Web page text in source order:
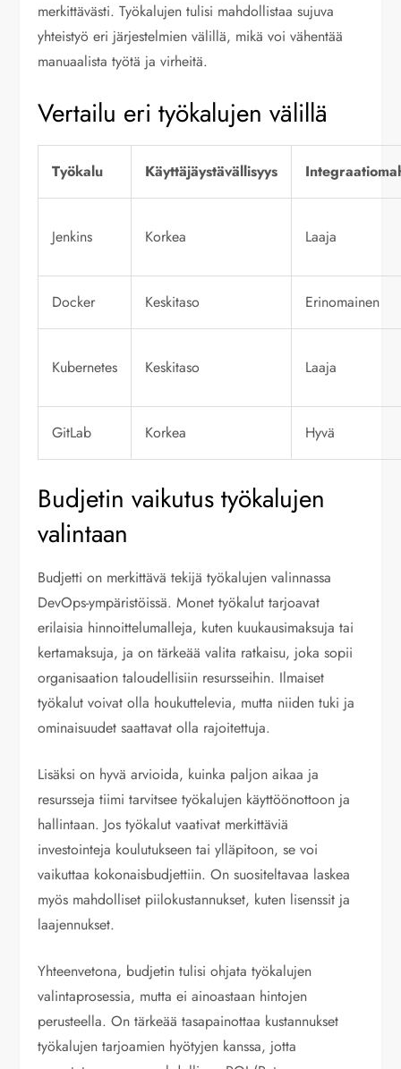
merkittävästi. Työkalujen tulisi mahdollistaa sujuva
yhteistyö eri järjestelmien välillä, mikä voi vähentää
manuaalista työtä ja virheitä.
Vertailu eri työkalujen välillä
Työkalu Käyttäjäystävällisyys
Jenkins Korkea Laaja
Docker Keskitaso Erinomainen
Kubernetes Keskitaso Laaja
GitLab Korkea Hyvä
Budjetin vaikutus työkalujen
valintaan
Budjetti on merkittävä tekijä työkalujen valinnassa
DevOps-ympäristöissä. Monet työkalut tarjoavat
erilaisia hinnoittelumalleja, kuten kuukausimaksuja tai
kertamaksuja, ja on tärkeää valita ratkaisu, joka sopii
organisaation taloudellisiin resursseihin. Ilmaiset
työkalut voivat olla houkuttelevia, mutta niiden tuki ja
ominaisuudet saattavat olla rajoitettuja.
Lisäksi on hyvä arvioida, kuinka paljon aikaa ja
resursseja tiimi tarvitsee työkalujen käyttöönottoon ja
hallintaan. Jos työkalut vaativat merkittäviä
investointeja koulutukseen tai ylläpitoon, se voi
vaikuttaa kokonaisbudjettiin. On suositeltavaa laskea
myös mahdolliset piilokustannukset, kuten lisenssit ja
laajennukset.
Yhteenvetona, budjetin tulisi ohjata työkalujen
valintaprosessia, mutta ei ainoastaan hintojen
perusteella. On tärkeää tasapainottaa kustannukset
työkalujen tarjoamien hyötyjen kanssa, jotta